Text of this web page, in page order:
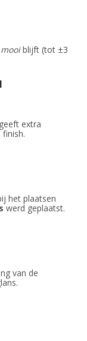
blijft (tot ±3
extra
het plaatsen
werd geplaatst.
van de